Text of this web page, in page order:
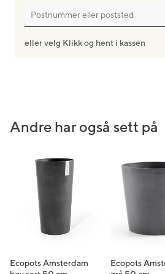
reparasjonssvamp kan du
mose eller riper. En rask tørk og
god ut som ny!
eller velg Klikk og hent i kassen
Andre har også sett på
Ecopots Amsterdam
Ecopots